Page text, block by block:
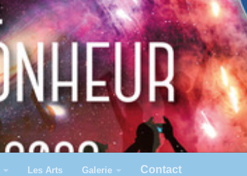
Les Arts Galerie Contact